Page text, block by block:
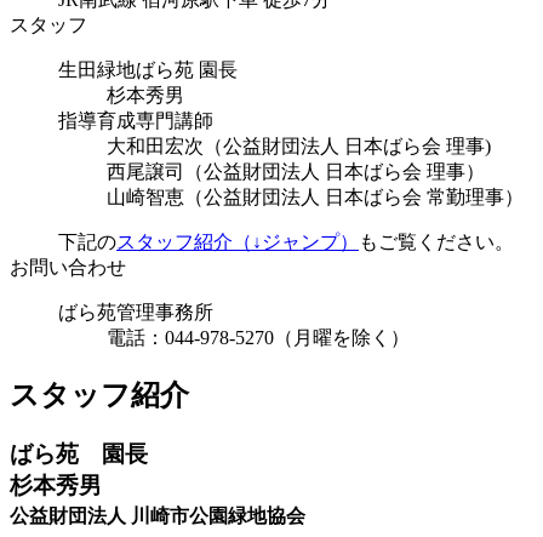
スタッフ
生田緑地ばら苑 園長
杉本秀男
指導育成専門講師
大和田宏次（公益財団法人 日本ばら会 理事)
西尾譲司（公益財団法人 日本ばら会 理事）
山崎智恵（公益財団法人 日本ばら会 常勤理事）
下記のスタッフ紹介（↓ジャンプ）
もご覧ください。
お問い合わせ
ばら苑管理事務所
電話：044-978-5270（月曜を除く）
スタッフ紹介
ばら苑 園長
杉本秀男
公益財団法人 川崎市公園緑地協会